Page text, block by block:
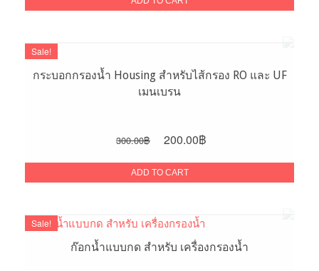
Sale!
กระบอกกรองน้ำ Housing สำหรับไส้กรอง RO และ UF
เมนเบรน
300.00฿
Original
was:
200.00฿
ADD TO CART
Sale!
ก๊อกน้ำแบบกด สำหรับ เครื่องกรองน้ำ